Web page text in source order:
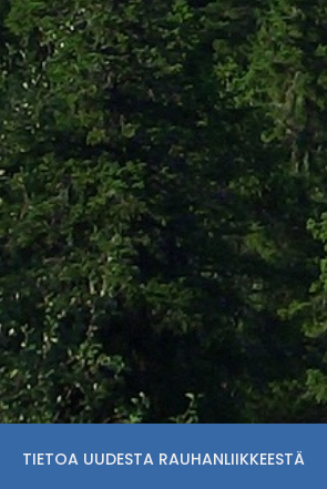
TIETOA UUDESTA RAUHANLIIKKEESTÄ